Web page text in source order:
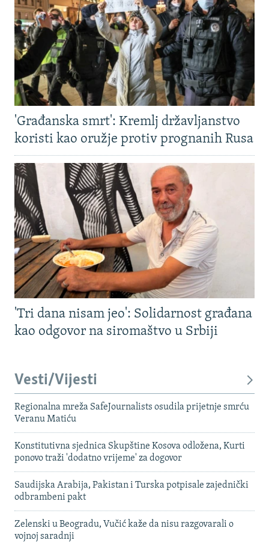
'Građanska smrt': Kremlj državljanstvo
koristi kao oružje protiv prognanih Rusa
'Tri dana nisam jeo': Solidarnost građana
kao odgovor na siromaštvo u Srbiji
Vesti/Vijesti
Regionalna mreža SafeJournalists osudila prijetnje smrću
Veranu Matiću
Konstitutivna sjednica Skupštine Kosova odložena, Kurti
ponovo traži 'dodatno vrijeme' za dogovor
Saudijska Arabija, Pakistan i Turska potpisale zajednički
odbrambeni pakt
Zelenski u Beogradu, Vučić kaže da nisu razgovarali o
vojnoj saradnji